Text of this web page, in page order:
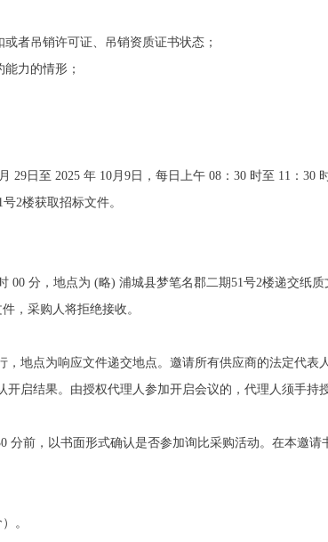
者吊销许可证、吊销资质证书状态；
力的情形；
29日至 2025 年 10月9日，每日上午 08：30 时至 11：30
2楼获取招标文件。
00 分，地点为 (略) 浦城县梦笔名郡二期51号2楼递交纸质
，采购人将拒绝接收。
地点为响应文件递交地点。邀请所有供应商的法定代表
启结果。由授权代理人参加开启会议的，代理人须手持
分前，以书面形式确认是否参加询比采购活动。在本邀
。